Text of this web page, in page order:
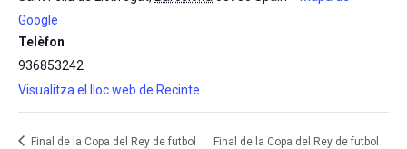
Google
Telèfon
936853242
Visualitza el lloc web de Recinte
Final de la Copa del Rey de futbol Final de la Copa del Rey de futbol